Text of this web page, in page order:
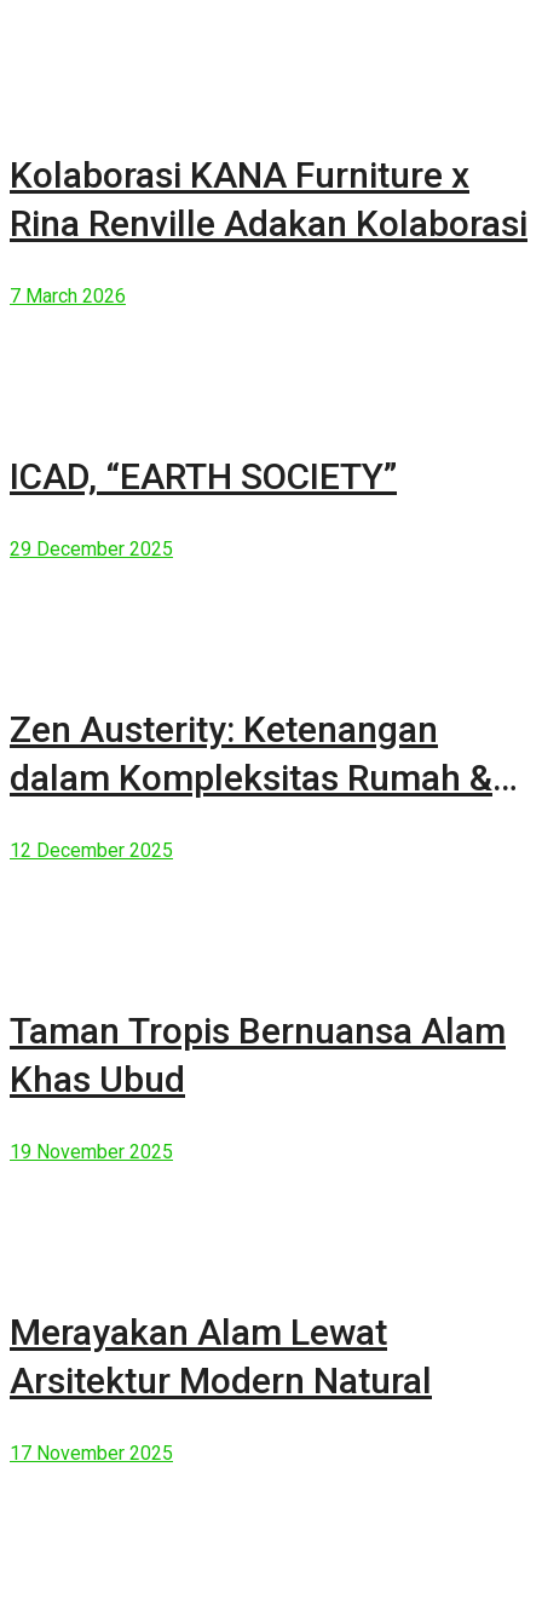
Kolaborasi KANA Furniture x
Rina Renville Adakan Kolaborasi
7 March 2026
ICAD, “EARTH SOCIETY”
29 December 2025
Zen Austerity: Ketenangan
dalam Kompleksitas Rumah &
12 December 2025
Taman Tropis Bernuansa Alam
Khas Ubud
19 November 2025
Merayakan Alam Lewat
Arsitektur Modern Natural
17 November 2025